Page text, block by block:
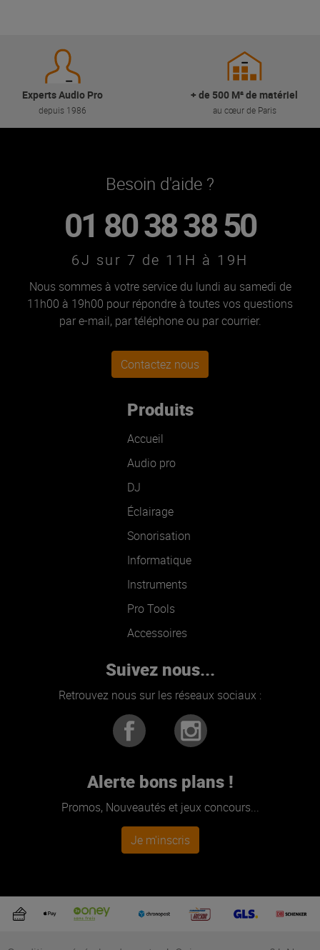
Experts Audio Pro
depuis 1986
+ de 500 M² de matériel
au cœur de Paris
Besoin d'aide ?
01 80 38 38 50
6J sur 7 de 11H à 19H
Nous sommes à votre service du lundi au samedi de
11h00 à 19h00 pour répondre à toutes vos questions
par e-mail, par téléphone ou par courrier.
Contactez nous
Produits
Accueil
Audio pro
DJ
Éclairage
Sonorisation
Informatique
Instruments
Pro Tools
Accessoires
Suivez nous...
Retrouvez nous sur les réseaux sociaux :
Alerte bons plans !
Promos, Nouveautés et jeux concours...
Je m'inscris